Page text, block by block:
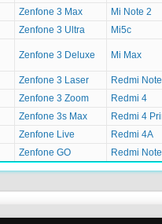
Zenfone 3 Max
Mi Note 2
Zenfone 3 Ultra
Mi5c
Zenfone 3 Deluxe Mi Max
Zenfone 3 Laser
Redmi
Zenfone 3 Zoom
Redmi 4
Zenfone 3s Max
Redmi 4
Zenfone Live
Redmi 4A
Zenfone GO Redmi